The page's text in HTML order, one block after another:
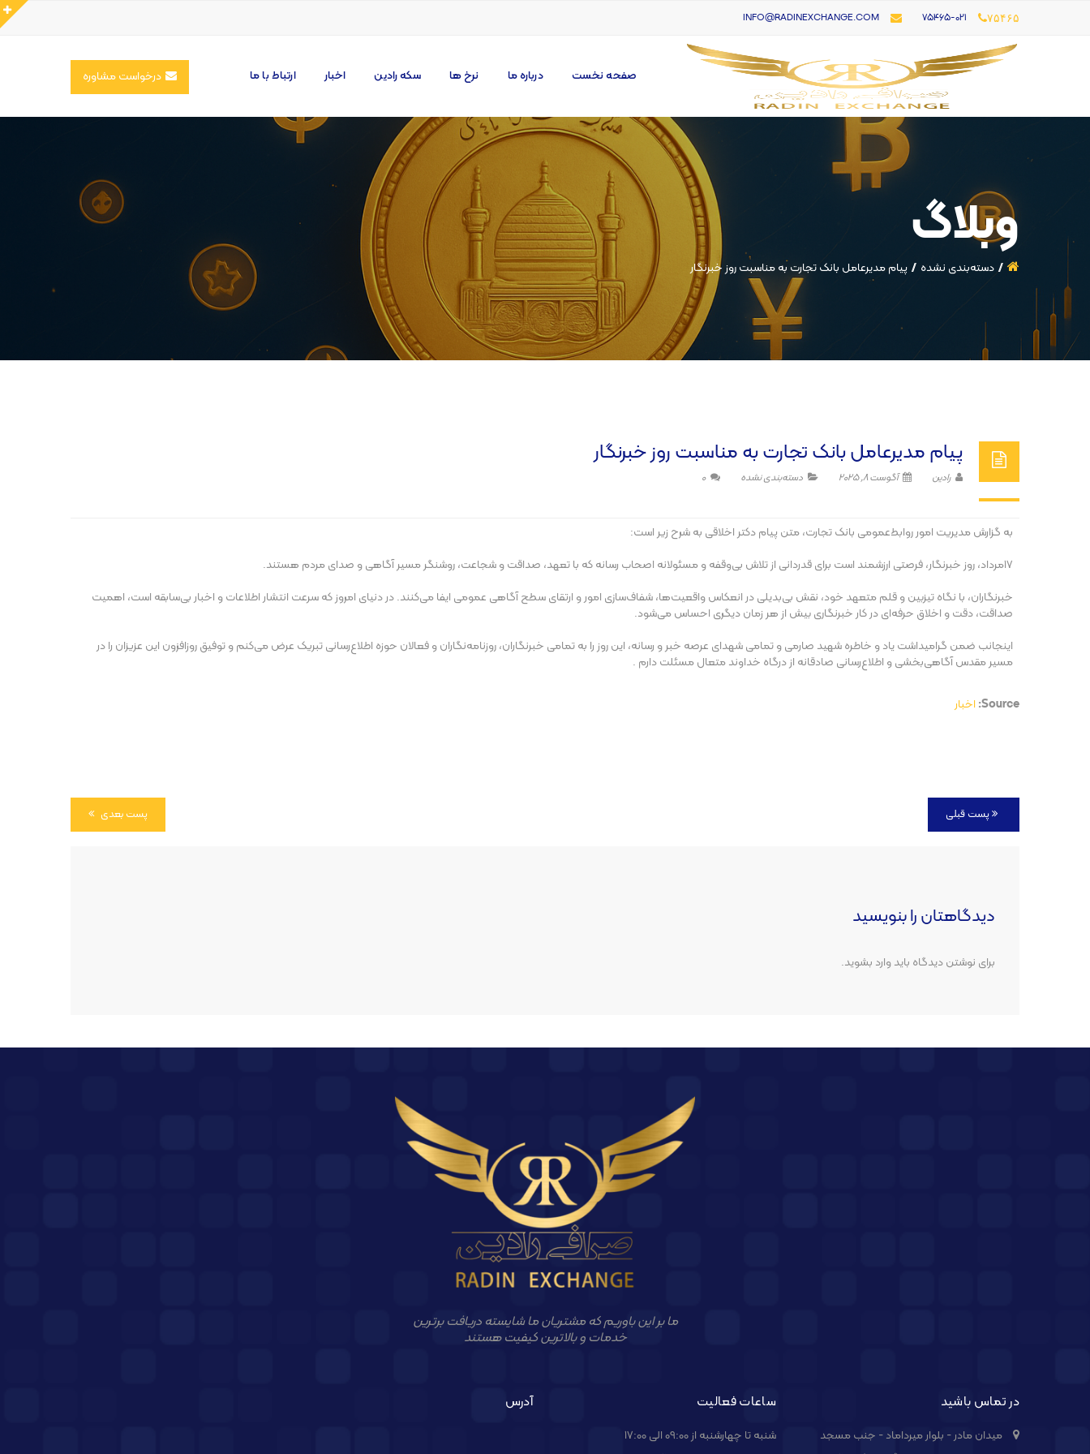
۷۵۴۶۵ INFO@RADINEXCHANGE.COM
صفحه نخست درباره ما نرخ ها سکه رادین اخبار ارتباط با ما درخواست مشاوره
وبلاگ
دسته‌بندی نشده پیام مدیرعامل بانک تجارت به مناسبت روز خبرنگار
پیام مدیرعامل بانک تجارت به مناسبت روز خبرنگار
رادین آگوست 8, 2025 دسته‌بندی نشده 0
به گزارش مدیریت امور روابط‌عمومی بانک تجارت، متن پیام دکتر اخلاقی به شرح زیر است:
۱۷مرداد، روز خبرنگار، فرصتی ارزشمند است برای قدردانی از تلاش بی‌وقفه و مسئولانه اصحاب رسانه که با تعهد، صداقت و شجاعت، روشنگر مسیر آگاهی و صدای مردم هستند.
خبرنگاران، با نگاه تیزبین و قلم متعهد خود، نقش بی‌بدیلی در انعکاس واقعیت‌ها، شفاف‌سازی امور و ارتقای سطح آگاهی عمومی ایفا می‌کنند. در دنیای امروز که سرعت انتشار اطلاعات و اخبار بی‌سابقه است، اهمیت
صداقت، دقت و اخلاق حرفه‌ای در کار خبرنگاری بیش از هر زمان دیگری احساس می‌شود.
اینجانب ضمن گرامیداشت یاد و خاطره شهید صارمی و تمامی شهدای عرصه خبر و رسانه، این روز را به تمامی خبرنگاران، روزنامه‌نگاران و فعالان حوزه اطلاع‌رسانی تبریک عرض می‌کنم و توفیق روزافزون این عزیزان را در
مسیر مقدس آگاهی‌بخشی و اطلاع‌رسانی صادقانه از درگاه خداوند متعال مسئلت دارم .
Source: اخبار
پست قبلی پست بعدی
دیدگاهتان را بنویسید
برای نوشتن دیدگاه بایدوارد بشوید.
ما بر این باوریم که مشتریان ما شایسته دریافت برترین
خدمات و بالاترین کیفیت هستند
در تماس باشید
میدان مادر - بلوار میرداماد - جنب مسجد
ساعات فعالیت
شنبه تا چهارشنبه از 09:00 الی 17:00
آدرس